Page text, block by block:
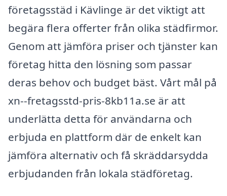
företagsstäd i Kävlinge är det viktigt att
begära flera offerter från olika städfirmor.
Genom att jämföra priser och tjänster kan
företag hitta den lösning som passar
deras behov och budget bäst. Vårt mål på
xn--fretagsstd-pris-8kb11a.se är att
underlätta detta för användarna och
erbjuda en plattform där de enkelt kan
jämföra alternativ och få skräddarsydda
erbjudanden från lokala städföretag.